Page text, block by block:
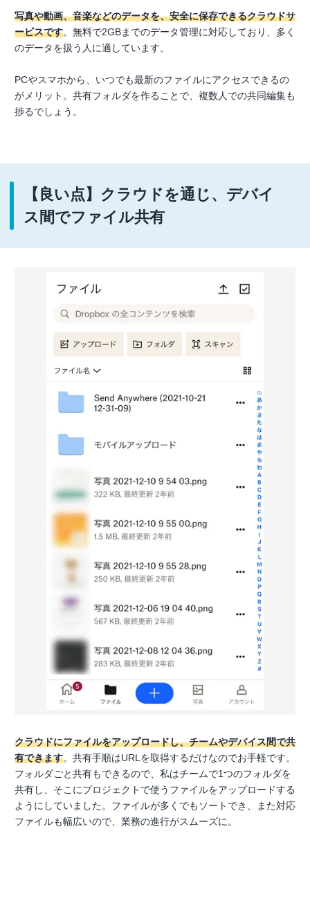
写真や動画、音楽などのデータを、安全に保存できるクラウドサ
ービスです。無料で2GBまでのデータ管理に対応しており、多く
のデータを扱う人に適しています。
PCやスマホから、いつでも最新のファイルにアクセスできるの
がメリット。共有フォルダを作ることで、複数人での共同編集も
捗るでしょう。
【良い点】クラウドを通じ、デバイ
ス間でファイル共有
クラウドにファイルをアップロードし、チームやデバイス間で共
有できます。共有手順はURLを取得するだけなのでお手軽です。
フォルダごと共有もできるので、私はチームで1つのフォルダを
共有し、そこにプロジェクトで使うファイルをアップロードする
ようにしていました。ファイルが多くでもソートでき、また対応
ファイルも幅広いので、業務の進行がスムーズに。